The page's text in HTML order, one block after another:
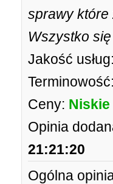
sprawy które
Wszystko
Jakość usług:
Terminowość:
Ceny: Niskie
Opinia
21:21:20
Ogólna